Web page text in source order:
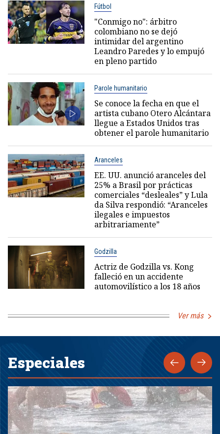
Fútbol
"Conmigo no": árbitro
colombiano no se dejó
intimidar del argentino
Leandro Paredes y lo empujó
en pleno partido
Parole humanitario
Se conoce la fecha en que el
artista cubano Otero Alcántara
llegue a Estados Unidos tras
obtener el parole humanitario
Aranceles
EE. UU. anunció aranceles del
25% a Brasil por prácticas
comerciales “desleales” y Lula
da Silva respondió: “Aranceles
ilegales e impuestos
arbitrariamente”
Godzilla
Actriz de Godzilla vs. Kong
falleció en un accidente
automovilístico a los 18 años
Ver más
Especiales